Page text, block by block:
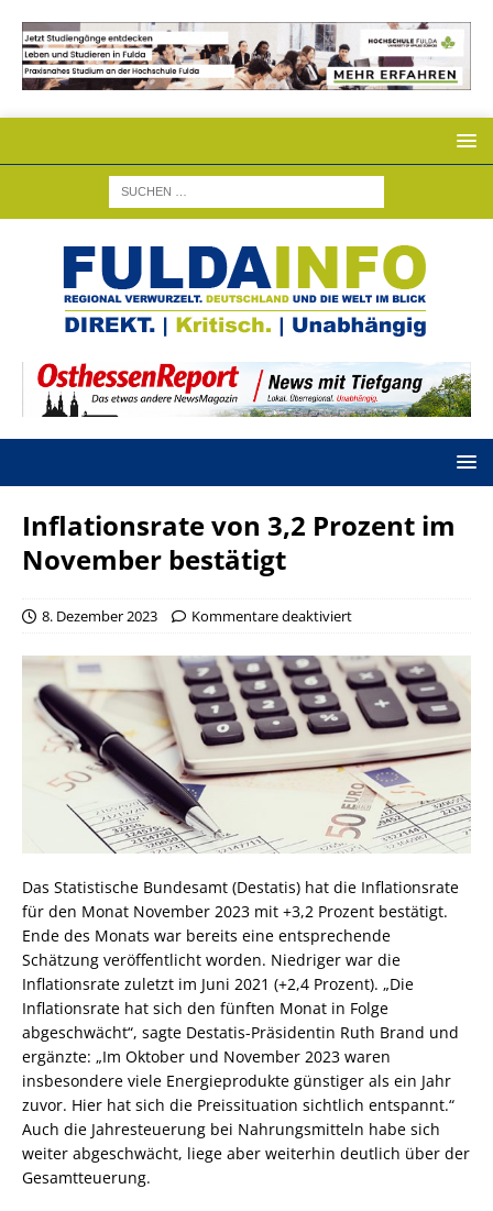
Inflationsrate von 3,2 Prozent im
November bestätigt
8. Dezember 2023 Kommentare deaktiviert
Das Statistische Bundesamt (Destatis) hat die Inflationsrate
für den Monat November 2023 mit +3,2 Prozent bestätigt.
Ende des Monats war bereits eine entsprechende
Schätzung veröffentlicht worden. Niedriger war die
Inflationsrate zuletzt im Juni 2021 (+2,4 Prozent). „Die
Inflationsrate hat sich den fünften Monat in Folge
abgeschwächt“, sagte Destatis-Präsidentin Ruth Brand und
ergänzte: „Im Oktober und November 2023 waren
insbesondere viele Energieprodukte günstiger als ein Jahr
zuvor. Hier hat sich die Preissituation sichtlich entspannt.“
Auch die Jahresteuerung bei Nahrungsmitteln habe sich
weiter abgeschwächt, liege aber weiterhin deutlich über der
Gesamtteuerung.